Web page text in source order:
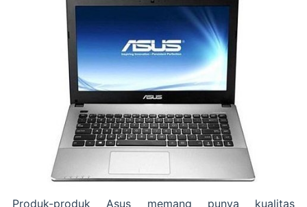
Produk-produk Asus memang punya kualitas